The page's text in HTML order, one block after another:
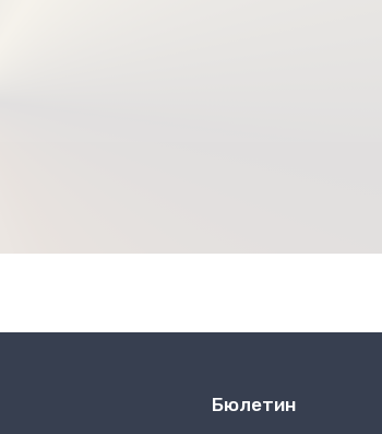
Бюлетин